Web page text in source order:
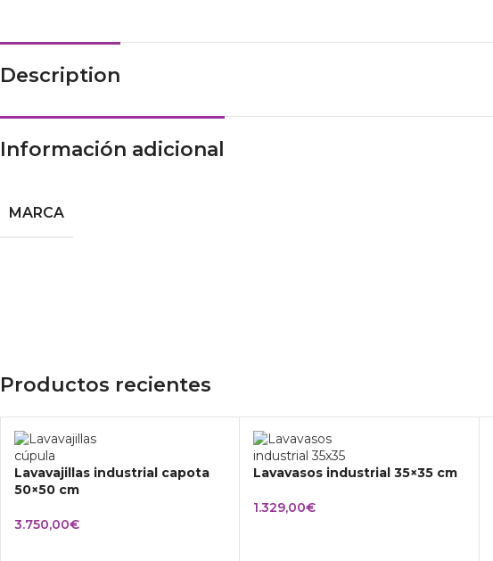
Description
Información adicional
MARCA
Productos recientes
Lavavajillas industrial capota
50×50 cm
3.750,00€
Lavavasos industrial 35×35 cm
1.329,00€